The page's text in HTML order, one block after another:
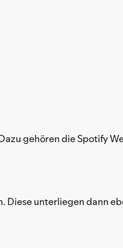
gehören die Spotify
unterliegen dann